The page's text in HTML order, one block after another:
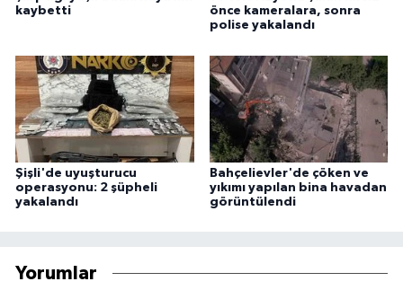
kaybetti
önce kameralara, sonra
polise yakalandı
Şişli'de uyuşturucu
operasyonu: 2 şüpheli
yakalandı
Bahçelievler'de çöken ve
yıkımı yapılan bina havadan
görüntülendi
Yorumlar